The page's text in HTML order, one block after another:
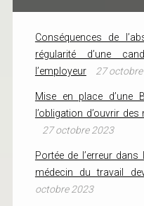
Conséquences de
régularité d’une
l’employeur
27
Mise en place d’une
l’obligation d’ouvrir
27 octobre 2023
Portée de l’erreur dans
médecin du travail
octobre 2023